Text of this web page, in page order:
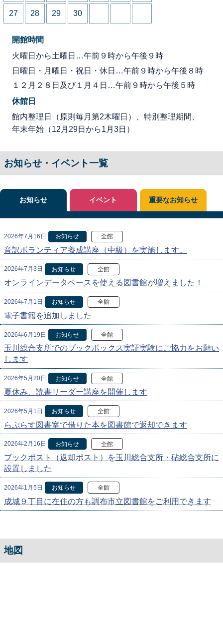
27 28 29 30
開館時間
火曜日から土曜日…午前９時から午後９時
日曜日・月曜日・祝日・休日…午前９時から午後８時
１２月２８日及び１月４日…午前９時から午後５時
休館日
館内整理日（原則毎月第2木曜日）、特別整理期間、
年末年始（12月29日から1月3日）
お知らせ・イベント一覧
お知らせ
2026年7月16日 お知らせ 全館
音訳ボランティア養成講座（中級）を実施します。
2026年7月3日 お知らせ 全館
オンラインデータベースを使える図書館が増えました！
2026年7月1日 お知らせ 全館
電子書籍を追加しました
2026年6月19日 お知らせ 全館
玉川総合支所でのブックボックス実証実験にご協力をお願い
します
2026年5月20日 お知らせ 全館
夏休み、読書リーダー講座を開催します
2026年5月1日 お知らせ 全館
らぷらす図書室で借りた本を図書館で返却できます
2026年2月16日 お知らせ 全館
ブックポスト（返却ポスト）を玉川総合支所・砧総合支所に
設置しました
2026年1月5日 お知らせ 全館
成城９丁目に在住の方も調布市立図書館をご利用できます
イベント 重要なお知らせ
地図